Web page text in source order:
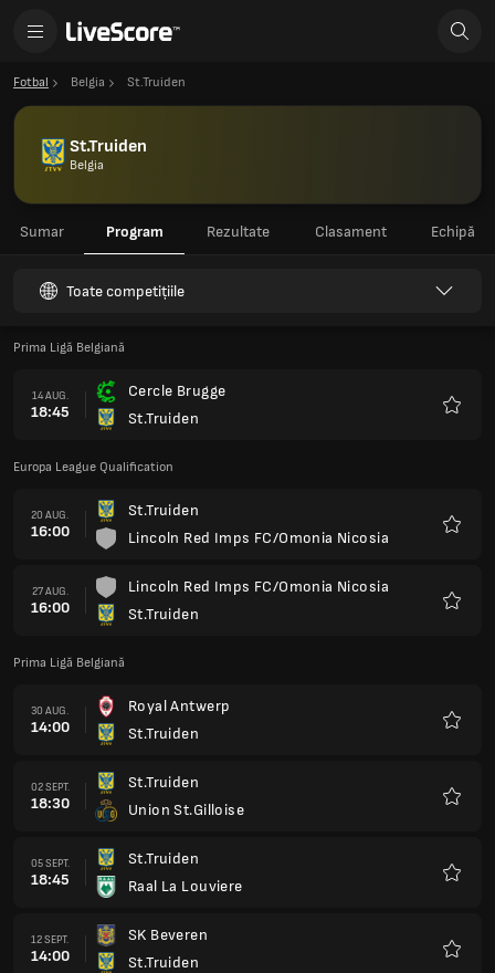
Fotbal Belgia St.Truiden
St.Truiden
Belgia
Sumar Program Rezultate Clasament Echipă
Toate competițiile
Prima Ligă Belgiană
14 AUG.
18:45
Cercle Brugge
St.Truiden
Europa League Qualification
20 AUG.
16:00
St.Truiden
Lincoln Red Imps FC/Omonia Nicosia
27 AUG.
16:00
Lincoln Red Imps FC/Omonia Nicosia
St.Truiden
Prima Ligă Belgiană
30 AUG.
14:00
Royal Antwerp
St.Truiden
02 SEPT.
18:30
St.Truiden
Union St.Gilloise
05 SEPT.
18:45
St.Truiden
Raal La Louviere
12 SEPT.
14:00
SK Beveren
St.Truiden